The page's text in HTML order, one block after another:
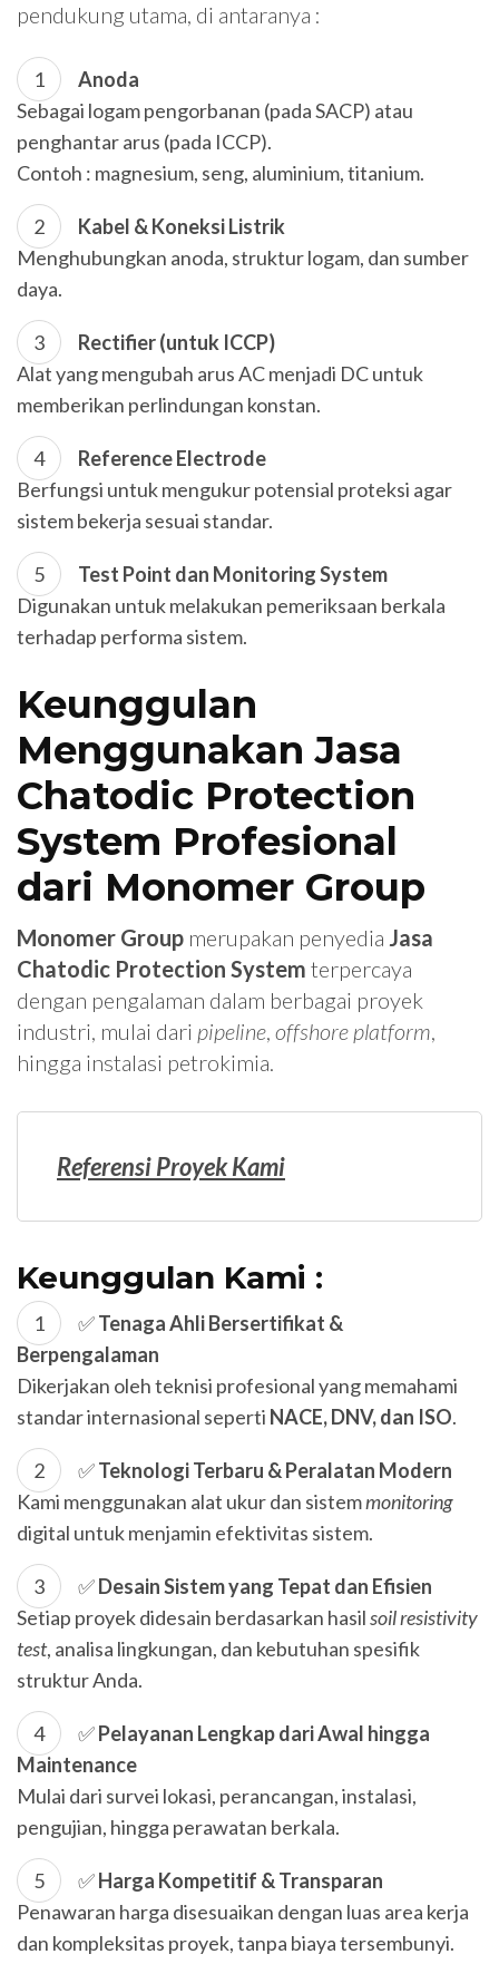
pendukung utama, di antaranya :
Anoda
Sebagai logam pengorbanan (pada SACP) atau
penghantar arus (pada ICCP).
Contoh : magnesium, seng, aluminium, titanium.
Kabel & Koneksi Listrik
Menghubungkan anoda, struktur logam, dan sumber
daya.
Rectifier (untuk ICCP)
Alat yang mengubah arus AC menjadi DC untuk
memberikan perlindungan konstan.
Reference Electrode
Berfungsi untuk mengukur potensial proteksi agar
sistem bekerja sesuai standar.
Test Point dan Monitoring System
Digunakan untuk melakukan pemeriksaan berkala
terhadap performa sistem.
Keunggulan
Menggunakan Jasa
Chatodic Protection
System Profesional
dari Monomer Group
Monomer Group merupakan penyedia Jasa
Chatodic Protection System terpercaya
dengan pengalaman dalam berbagai proyek
industri, mulai dari pipeline, offshore platform,
hingga instalasi petrokimia.
Referensi Proyek Kami
Keunggulan Kami :
✅Tenaga Ahli Bersertifikat &
Berpengalaman
Dikerjakan oleh teknisi profesional yang memahami
standar internasional seperti NACE, DNV, dan ISO.
✅Teknologi Terbaru & Peralatan Modern
Kami menggunakan alat ukur dan sistemmonitoring
digital untuk menjamin efektivitas sistem.
✅Desain Sistem yang Tepat dan Efisien
Setiap proyek didesain berdasarkan hasilsoil resistivity
test, analisa lingkungan, dan kebutuhan spesifik
struktur Anda.
✅Pelayanan Lengkap dari Awal hingga
Maintenance
Mulai dari survei lokasi, perancangan, instalasi,
pengujian, hingga perawatan berkala.
✅Harga Kompetitif & Transparan
Penawaran harga disesuaikan dengan luas area kerja
dan kompleksitas proyek, tanpa biaya tersembunyi.